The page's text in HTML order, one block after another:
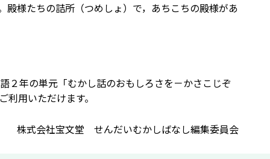
様たちの詰所（つめしょ）で，あちこちの殿様があ
２年の単元「むかし話のおもしろさを－かさこじぞ
用いただけます。
株式会社宝文堂 せんだいむかしばなし編集委員会